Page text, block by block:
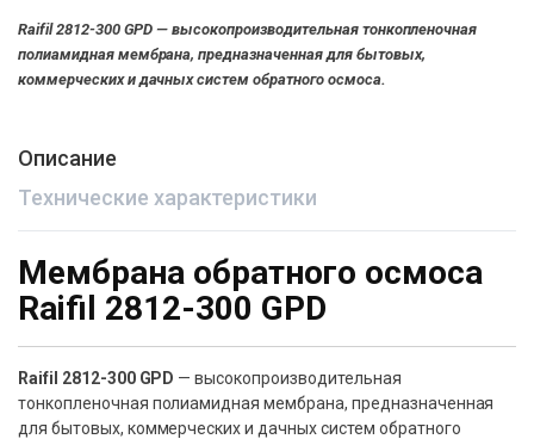
Raifil 2812-300 GPD — высокопроизводительная тонкопленочная
полиамидная мембрана, предназначенная для бытовых,
коммерческих и дачных систем обратного осмоса.
Описание
Технические характеристики
Мембрана обратного осмоса
Raifil 2812-300 GPD
Raifil 2812-300 GPD — высокопроизводительная
тонкопленочная полиамидная мембрана, предназначенная
для бытовых, коммерческих и дачных систем обратного